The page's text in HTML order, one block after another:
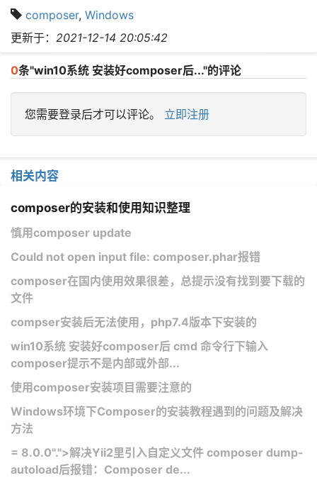
composer, Windows
更新于： 2021-12-14 20:05:42
0条"win10系统 安装好composer后..."的评论
您需要登录后才可以评论。 立即注册
相关内容
composer的安装和使用知识整理
慎用composer update
Could not open input file: composer.phar报错
composer在国内使用效果很差，总提示没有找到要下载的
文件
compser安装后无法使用，php7.4版本下安装的
win10系统 安装好composer后 cmd 命令行下输入
composer提示不是内部或外部...
使用composer安装项目需要注意的
Windows环境下Composer的安装教程遇到的问题及解决
方法
= 8.0.0".">解决Yii2里引入自定义文件 composer dump-
autoload后报错：Composer de...